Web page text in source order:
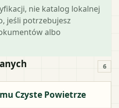
nie katalog lokalnej
jeśli potrzebujesz
albo
6
Czyste Powietrze